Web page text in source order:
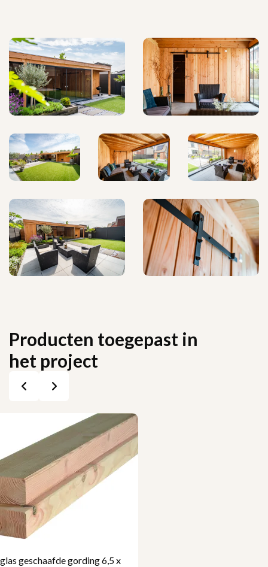
Producten toegepast in
het project
geschaafde gording 6,5 x